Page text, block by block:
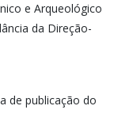
e Arqueológico
da Direção-
de publicação do